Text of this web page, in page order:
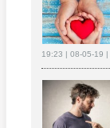
19:23 | 08-05-19 |